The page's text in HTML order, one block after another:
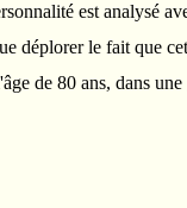
est analysé
déplorer le fait que
de 80 ans, dans